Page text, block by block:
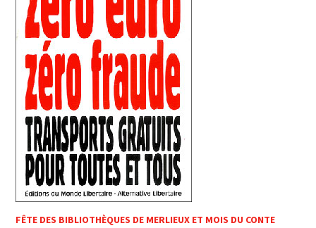
FÊTE DES BIBLIOTHÈQUES DE MERLIEUX ET MOIS DU CONTE